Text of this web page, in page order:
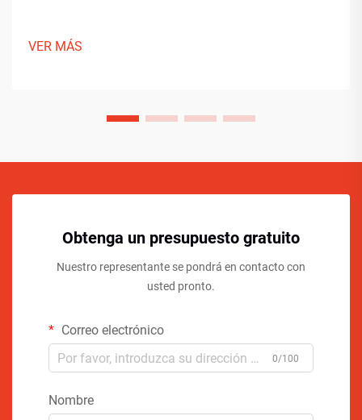
VER MÁS
Obtenga un presupuesto gratuito
Nuestro representante se pondrá en contacto con
usted pronto.
Correo electrónico
0/100
Nombre